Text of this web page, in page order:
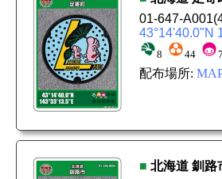
01-647-A001
43°14'40.0"N
8 44
配布場所:
■ 北海道 釧路